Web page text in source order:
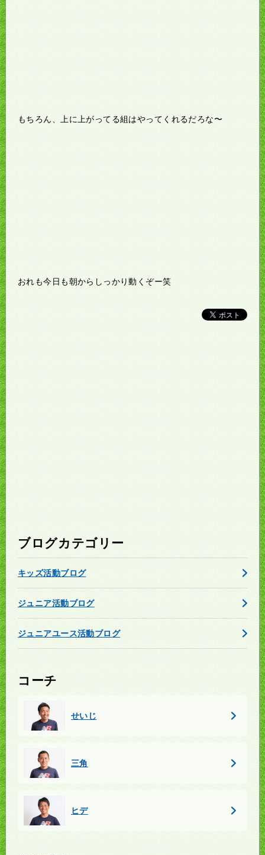
もちろん、上に上がってる組はやってくれるだろな〜
おれも今日も朝からしっかり動くぞー笑
ブログカテゴリー
キッズ活動ブログ
ジュニア活動ブログ
ジュニアユース活動ブログ
コーチ
せいじ
三角
ヒデ